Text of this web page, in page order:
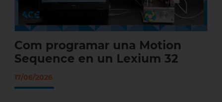
Com programar una Motion
Sequence en un Lexium 32
17/06/2026